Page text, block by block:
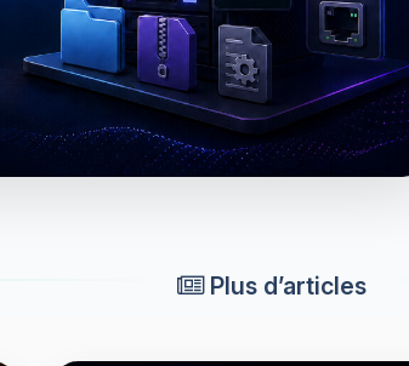
Plus d’articles